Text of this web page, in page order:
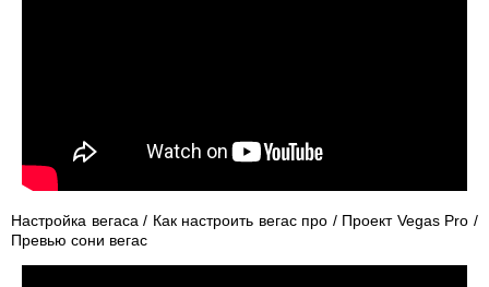
Настройка вегаса / Как настроить вегас про / Проект Vegas Pro /
Превью сони вегас